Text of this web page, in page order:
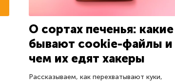
О сортах печенья: какие
бывают cookie-файлы и
чем их едят хакеры
Рассказываем, как перехватывают куки,